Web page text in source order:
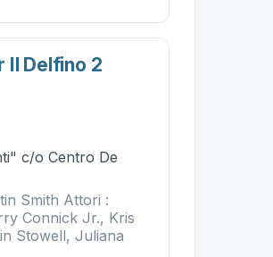
Il Delfino 2
c/o Centro De
Smith Attori :
Connick Jr., Kris
Stowell, Juliana